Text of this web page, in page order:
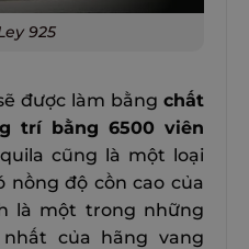
925
được làm bằng chất
trí bằng 6500 viên
cũng là một loại
nồng độ cồn cao của
là một trong những
của hãng vang